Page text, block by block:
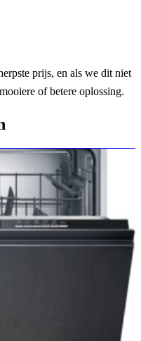
prijs, en als we dit niet
of betere oplossing.